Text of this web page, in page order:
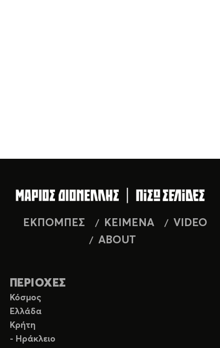
ΕΚΠΟΜΠΕΣ ΚΕΙΜΕΝΑ
VIDEO
ABOUT
ΠΕΡΙΟΧΕΣ
Κόσμος
Ελλάδα
Κρήτη
- Ηράκλειο